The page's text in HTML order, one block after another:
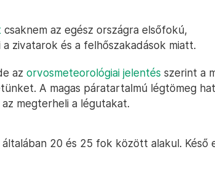
csaknem az egész országra elsőfokú,
zivatarok és a felhőszakadások miatt.
az orvosmeteorológiai jelentés szerint a
A magas páratartalmú légtömeg
megterheli a légutakat.
20 és 25 fok között alakul. Késő